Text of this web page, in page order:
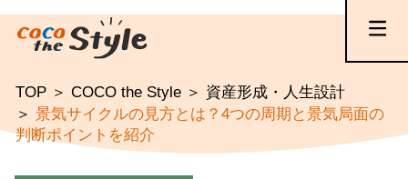
TOP COCO the Style
資産形成・人生設計
景気サイクルの見方とは？4つの周期と景気局面の
判断ポイントを紹介